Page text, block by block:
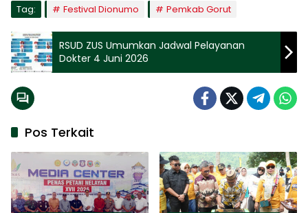
Tag: Festival Dionumo Pemkab Gorut
RSUD ZUS Umumkan Jadwal Pelayanan
Dokter 4 Juni 2026
Pos Terkait